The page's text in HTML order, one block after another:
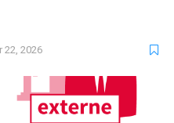
22, 2026